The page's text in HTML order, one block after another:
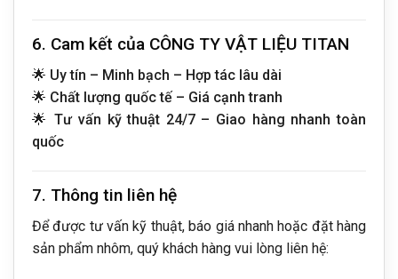
6. Cam kết của CÔNG TY VẬT LIỆU TITAN
🌟 Uy tín – Minh bạch – Hợp tác lâu dài
🌟 Chất lượng quốc tế – Giá cạnh tranh
🌟Tư vấn kỹ thuật 24/7 – Giao hàng nhanh toàn
quốc
7. Thông tin liên hệ
Để được tư vấn kỹ thuật, báo giá nhanh hoặc đặt hàng
sản phẩm nhôm, quý khách hàng vui lòng liên hệ: